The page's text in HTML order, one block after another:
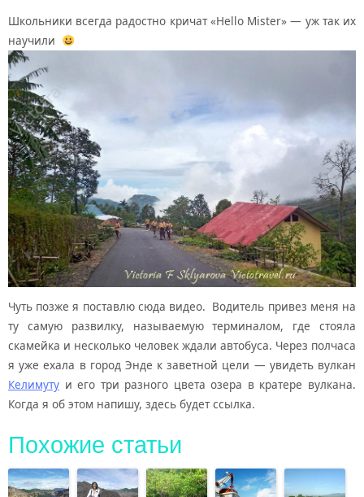
Школьники всегда радостно кричат «Hello Mister» — уж так их
научили
Чуть позже я поставлю сюда видео. Водитель привез меня на
ту самую развилку, называемую терминалом, где стояла
скамейка и несколько человек ждали автобуса. Через полчаса
я уже ехала в город Энде к заветной цели — увидеть вулкан
Келимуту и его три разного цвета озера в кратере вулкана.
Когда я об этом напишу, здесь будет ссылка.
Похожие статьи